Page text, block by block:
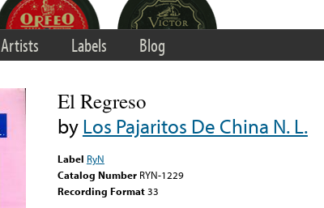
Artists Labels Blog
El Regreso
byLos Pajaritos De China N. L.
Label RyN
Catalog Number RYN-1229
Recording Format33